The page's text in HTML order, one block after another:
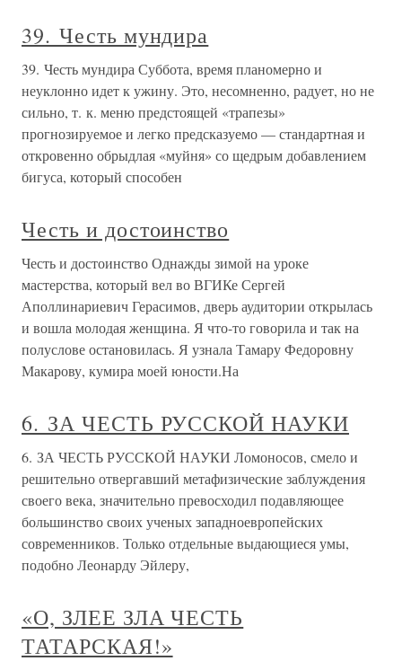
39. Честь мундира
39. Честь мундира Суббота, время планомерно и
неуклонно идет к ужину. Это, несомненно, радует, но не
сильно, т. к. меню предстоящей «трапезы»
прогнозируемое и легко предсказуемо — стандартная и
откровенно обрыдлая «муйня» со щедрым добавлением
бигуса, который способен
Честь и достоинство
Честь и достоинство Однажды зимой на уроке
мастерства, который вел во ВГИКе Сергей
Аполлинариевич Герасимов, дверь аудитории открылась
и вошла молодая женщина. Я что-то говорила и так на
полуслове остановилась. Я узнала Тамару Федоровну
Макарову, кумира моей юности.На
6. ЗА ЧЕСТЬ РУССКОЙ НАУКИ
6. ЗА ЧЕСТЬ РУССКОЙ НАУКИ Ломоносов, смело и
решительно отвергавший метафизические заблуждения
своего века, значительно превосходил подавляющее
большинство своих ученых западноевропейских
современников. Только отдельные выдающиеся умы,
подобно Леонарду Эйлеру,
«О, ЗЛЕЕ ЗЛА ЧЕСТЬ
ТАТАРСКАЯ!»